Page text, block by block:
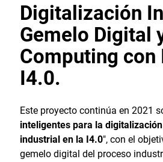
Digitalización
Gemelo Digital
Computing con
I4.0.
Este proyecto continúa en 2021
inteligentes para la
industrial en la I4.0", con el
gemelo digital del proceso